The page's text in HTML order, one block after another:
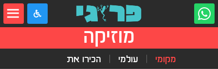
מוזיקה
מקומי עולמי הכירו את